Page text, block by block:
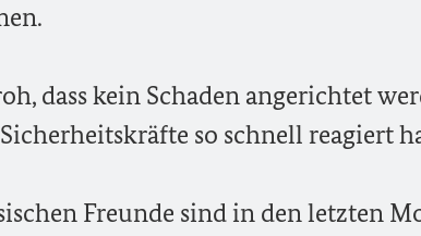
dass kein Schaden angerichtet
so schnell reagiert
Freunde sind in den letzten